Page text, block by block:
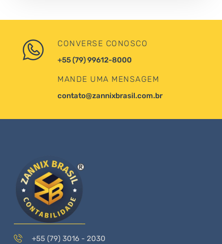
CONVERSE CONOSCO
+55 (79) 99612-8000
MANDE UMA MENSAGEM
contato@zannixbrasil.com.br
+55 (79) 3016 - 2030